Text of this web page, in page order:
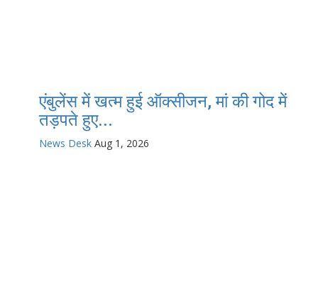
एंबुलेंस में खत्म हुई ऑक्सीजन, मां की गोद में
तड़पते हुए...
News Desk Aug 1, 2026